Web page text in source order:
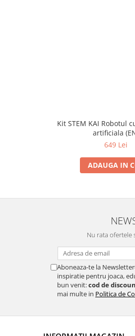
Kit STEM KAI Robotul
artificiala
649 Lei
ADAUGA IN
Nu rata ofertele
Aboneaza-te la
inspiratie pentru joaca,
bun venit:cod de
mai multe in Politica de